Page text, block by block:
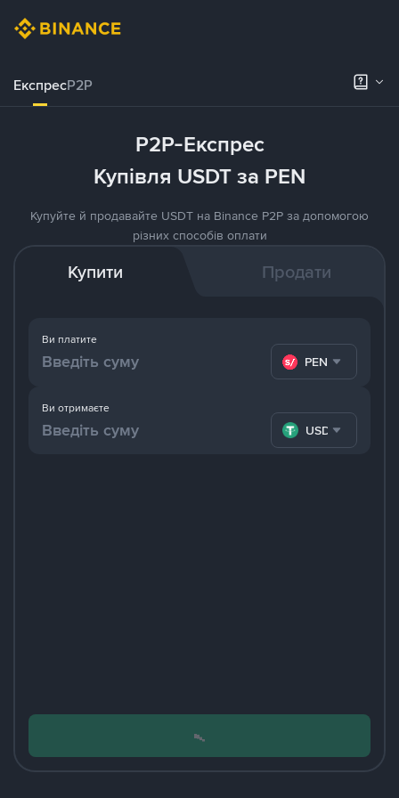
ЕкспресP2P
P2P-Експрес
Купівля USDT за PEN
Купуйте й продавайте USDT на Binance P2P за допомогою
різних способів оплати
Купити Продати
Ви платите
PEN
Ви отримаєте
USDT